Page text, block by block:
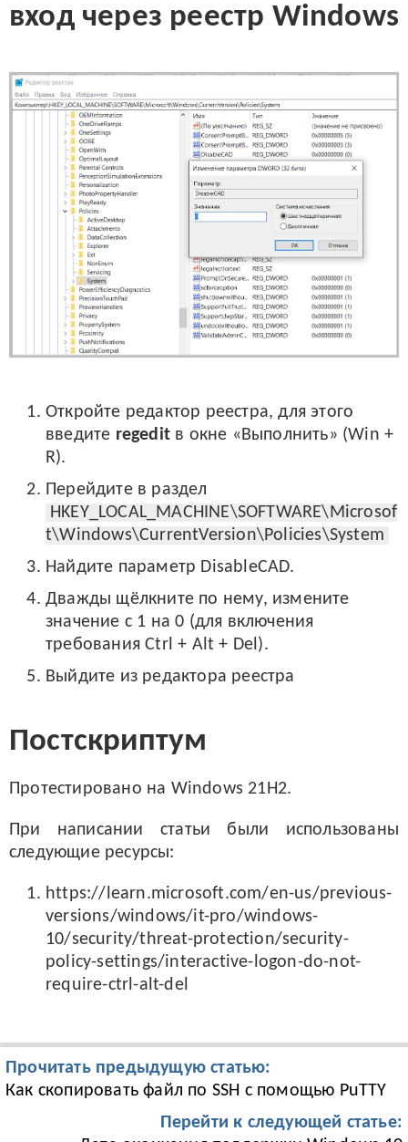
вход через реестр Windows
Откройте редактор реестра, для этого
введите regedit в окне «Выполнить» (Win +
R).
Перейдите в раздел
HKEY_LOCAL_MACHINE\SOFTWARE\Microsof
t\Windows\CurrentVersion\Policies\System
Найдите параметр DisableCAD.
Дважды щёлкните по нему, измените
значение с 1 на 0 (для включения
требования Ctrl + Alt + Del).
Выйдите из редактора реестра
Постскриптум
Протестировано на Windows 21H2.
При написании статьи были использованы
следующие ресурсы:
https://learn.microsoft.com/en-us/previous-
versions/windows/it-pro/windows-
10/security/threat-protection/security-
policy-settings/interactive-logon-do-not-
require-ctrl-alt-del
Прочитать предыдущую статью:
Как скопировать файл по SSH с помощью PuTTY
Перейти к следующей статье: